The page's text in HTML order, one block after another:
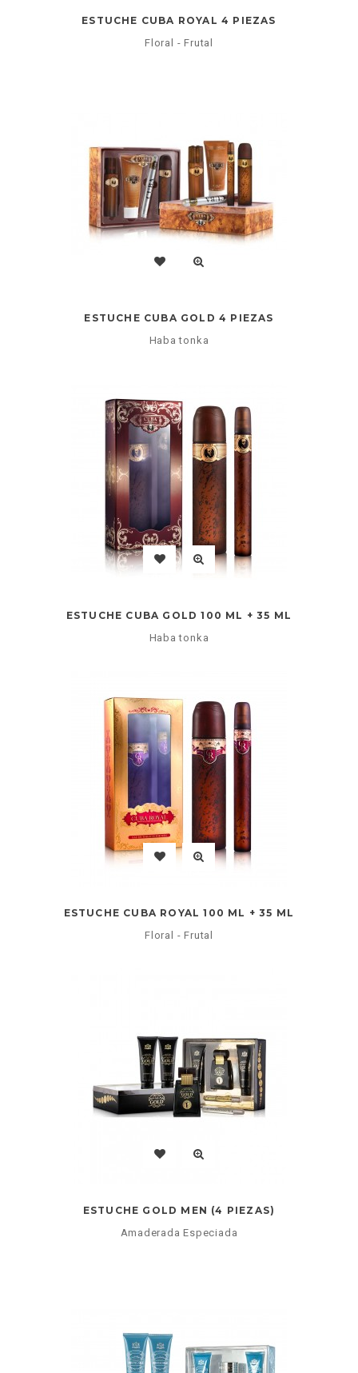
ESTUCHE CUBA ROYAL 4 PIEZAS
Floral - Frutal
ESTUCHE CUBA GOLD 4 PIEZAS
Haba tonka
ESTUCHE CUBA GOLD 100 ML + 35 ML
Haba tonka
ESTUCHE CUBA ROYAL 100 ML + 35 ML
Floral - Frutal
ESTUCHE GOLD MEN (4 PIEZAS)
Amaderada Especiada